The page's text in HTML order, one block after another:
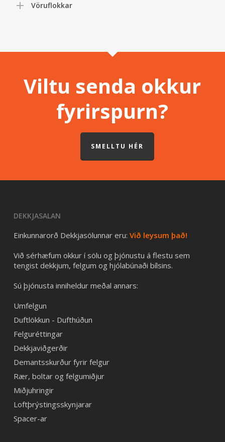
Vöruflokkar
Viltu senda okkur
fyrirspurn?
SMELLTU HÉR
DEKKJASALAN
Einkunnarorð Dekkjasölunnar eru: Við leysum það!
Við sérhæfum okkur í sölu og þjónustu á flestu sem
tengist dekkjum, felgum og hjólabúnaði bílsins.
Sú þjónusta inniheldur meðal annars:
Umfelgun
Duftlökkun - Dufthúðun
Felguréttingar
Dekkjaviðgerðir
Demantsskurður fyrir felgur
Rær, boltar og felgumiðjur
Miðjuhringir
Loftþrýstingsskynjarar
Spacer-ar